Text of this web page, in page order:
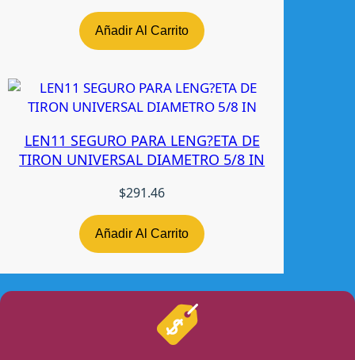
Añadir Al Carrito
LEN11 SEGURO PARA LENG?ETA DE
TIRON UNIVERSAL DIAMETRO 5/8 IN
$291.46
Añadir Al Carrito